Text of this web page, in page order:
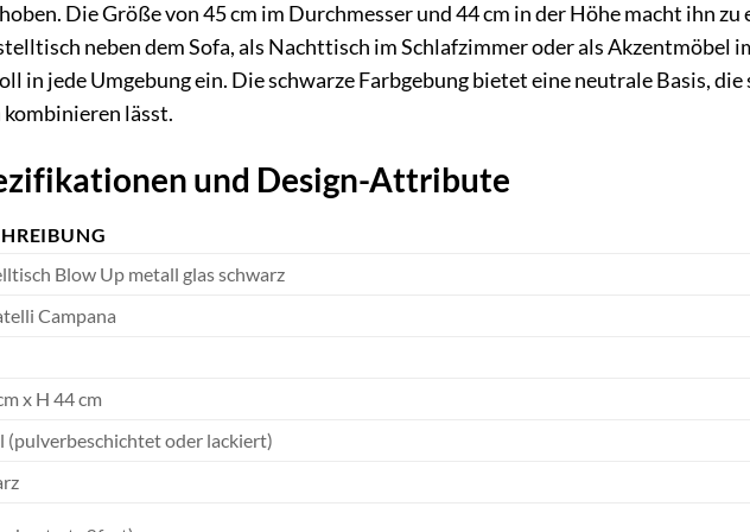
Die Größe von 45 cm im Durchmesser und 44 cm in der Höhe macht ihn
neben dem Sofa, als Nachttisch im Schlafzimmer oder als Akzentmöbel
in jede Umgebung ein. Die schwarze Farbgebung bietet eine neutrale Basis,
lässt.
und Design-Attribute
Blow Up metall glas schwarz
Campana
x H 44 cm
(pulverbeschichtet oder lackiert)